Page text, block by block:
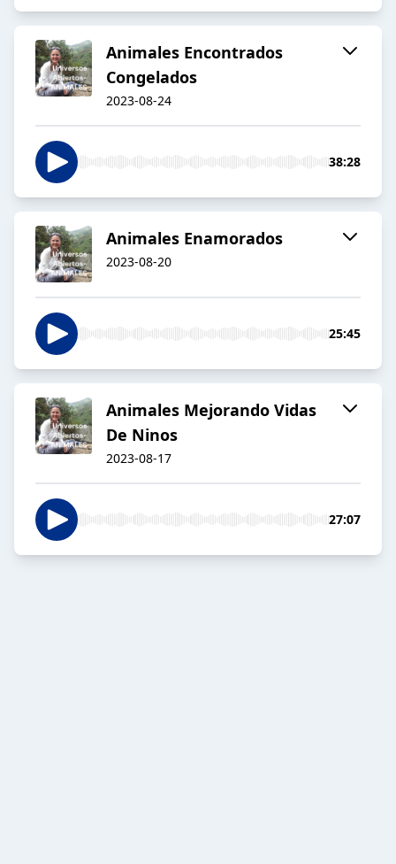
Animales Encontrados
Congelados
2023-08-24
38:28
Animales Enamorados
2023-08-20
25:45
Animales Mejorando Vidas
De Ninos
2023-08-17
27:07